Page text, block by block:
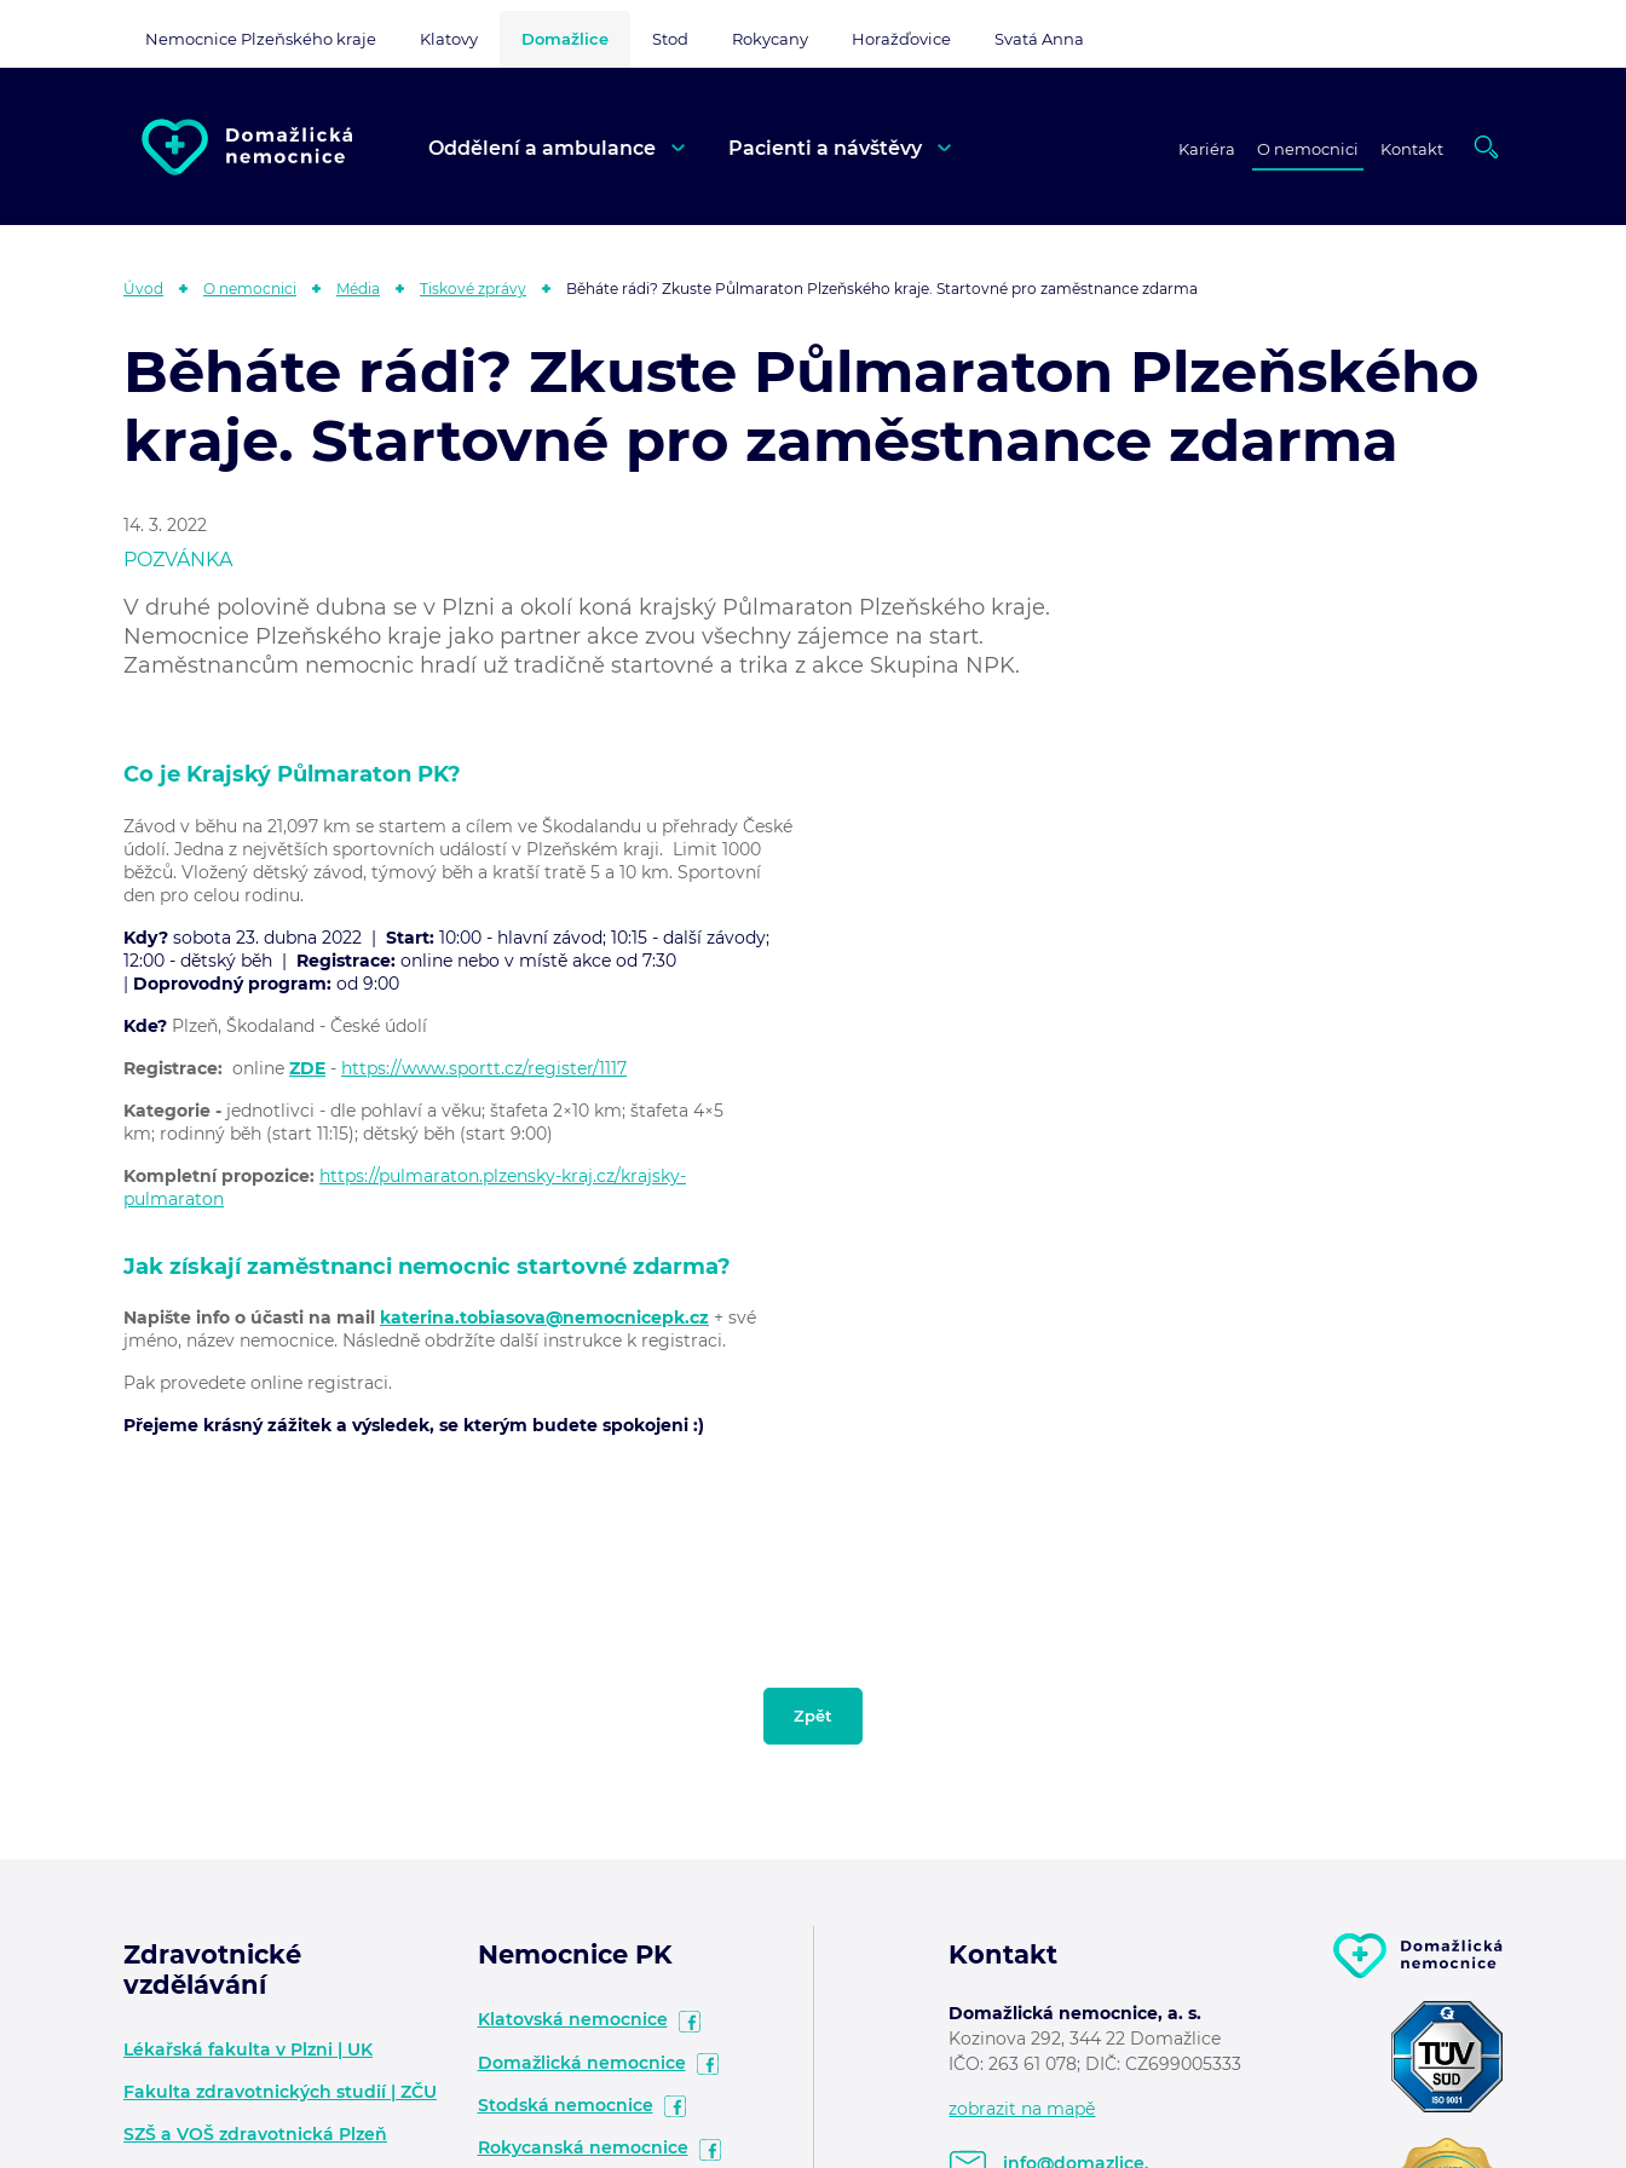
Nemocnice Plzeňského kraje Klatovy Domažlice Stod Rokycany Horažďovice Svatá Anna
Oddělení a ambulance Pacienti a návštěvy Kariéra O nemocnici Kontakt
Úvod O nemocnici Média Tiskové zprávy Běháte rádi? Zkuste Půlmaraton Plzeňského kraje. Startovné pro zaměstnance zdarma
Běháte rádi? Zkuste Půlmaraton Plzeňského
kraje. Startovné pro zaměstnance zdarma
14. 3. 2022
POZVÁNKA
V druhé polovině dubna se v Plzni a okolí koná krajský Půlmaraton Plzeňského kraje.
Nemocnice Plzeňského kraje jako partner akce zvou všechny zájemce na start.
Zaměstnancům nemocnic hradí už tradičně startovné a trika z akce Skupina NPK.
Co je Krajský Půlmaraton PK?
Závod v běhu na 21,097 km se startem a cílem ve Škodalandu u přehrady České
údolí. Jedna z největších sportovních událostí v Plzeňském kraji. Limit 1000
běžců. Vložený dětský závod, týmový běh a kratší tratě 5 a 10 km. Sportovní
den pro celou rodinu.
Kdy? sobota 23. dubna 2022 | Start: 10:00 - hlavní závod; 10:15 - další závody;
12:00 - dětský běh | Registrace: online nebo v místě akce od 7:30
| Doprovodný program: od 9:00
Kde? Plzeň, Škodaland - České údolí
Registrace: online ZDE - https://www.sportt.cz/register/1117
Kategorie - jednotlivci - dle pohlaví a věku; štafeta 2×10 km; štafeta 4×5
km; rodinný běh (start 11:15); dětský běh (start 9:00)
Kompletní propozice: https://pulmaraton.plzensky-kraj.cz/krajsky-
pulmaraton
Jak získají zaměstnanci nemocnic startovné zdarma?
Napište info o účasti na mail katerina.tobiasova@nemocnicepk.cz + své
jméno, název nemocnice. Následně obdržíte další instrukce k registraci.
Pak provedete online registraci.
Přejeme krásný zážitek a výsledek, se kterým budete spokojeni :)
Zpět
Zápatí - další informace
Zdravotnické
vzdělávání
Lékařská fakulta v Plzni | UK
Fakulta zdravotnických studií | ZČU
SZŠ a VOŠ zdravotnická Plzeň
Nemocnice PK
Klatovská nemocnice
Domažlická nemocnice
Stodská nemocnice
Rokycanská nemocnice
Kontakt
Domažlická nemocnice, a. s.
Kozinova 292, 344 22 Domažlice
IČO: 263 61 078; DIČ: CZ699005333
zobrazit na mapě
info@domazlice.